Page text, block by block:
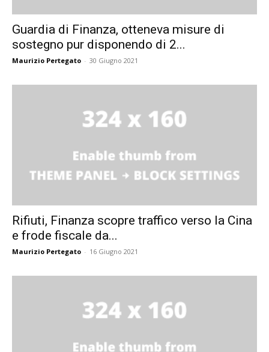
Guardia di Finanza, otteneva misure di
sostegno pur disponendo di 2...
Maurizio Pertegato - 30 Giugno 2021
Rifiuti, Finanza scopre traffico verso la Cina
e frode fiscale da...
Maurizio Pertegato - 16 Giugno 2021